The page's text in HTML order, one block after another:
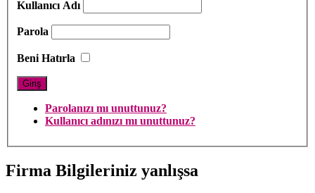
Kullanıcı Adı
Parola
Beni Hatırla
Parolanızı mı unuttunuz?
Kullanıcı adınızı mı unuttunuz?
Firma Bilgileriniz yanlışsa